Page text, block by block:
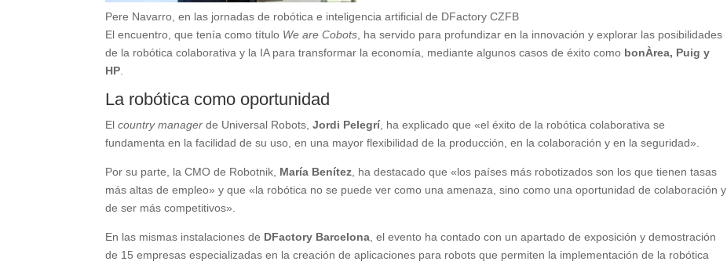
Pere Navarro, en las jornadas de robótica e inteligencia artificial de DFactoryCZFB
El encuentro, que tenía como título We are Cobots , ha servido para profundizar en la innovación y explorar las posibilidades
de la robótica colaborativa y la IA para transformar la economía, mediante algunos casos de éxito como bonÀrea, Puig y
HP
La robótica como oportunidad
Elcountry manager de Universal Robots,Jordi Pelegrí , ha explicado que «el éxito de la robótica colaborativa se
fundamenta en la facilidad de su uso, en una mayor flexibilidad de la producción, en la colaboración y en la seguridad».
Por su parte, la CMO de Robotnik, María Benítez , ha destacado que «los países más robotizados son los que tienen tasas
más altas de empleo» y que «la robótica no se puede ver como una amenaza, sino como una oportunidad de colaboración y
de ser más competitivos».
En las mismas instalaciones de DFactory Barcelona , el evento ha contado con un apartado de exposición y demostración
de 15 empresas especializadas en la creación de aplicaciones para robots que permiten la implementación de la robótica